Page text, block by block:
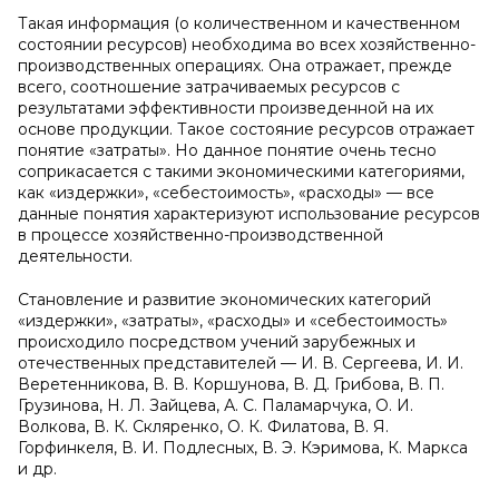
Такая информация (о количественном и качественном
состоянии ресурсов) необходима во всех хозяйственно-
производственных операциях. Она отражает, прежде
всего, соотношение затрачиваемых ресурсов с
результатами эффективности произведенной на их
основе продукции. Такое состояние ресурсов отражает
понятие «затраты». Но данное понятие очень тесно
соприкасается с такими экономическими категориями,
как «издержки», «себестоимость», «расходы» — все
данные понятия характеризуют использование ресурсов
в процессе хозяйственно-производственной
деятельности.
Становление и развитие экономических категорий
«издержки», «затраты», «расходы» и «себестоимость»
происходило посредством учений зарубежных и
отечественных представителей — И. В. Сергеева, И. И.
Веретенникова, В. В. Коршунова, В. Д. Грибова, В. П.
Грузинова, Н. Л. Зайцева, А. С. Паламарчука, О. И.
Волкова, В. К. Скляренко, О. К. Филатова, В. Я.
Горфинкеля, В. И. Подлесных, В. Э. Кэримова, К. Маркса
и др.